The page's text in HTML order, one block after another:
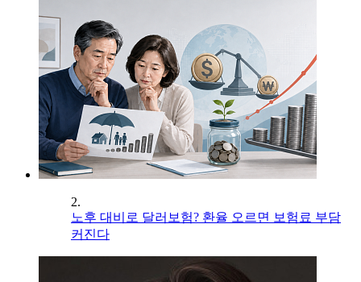
2.
노후 대비로 달러보험? 환율 오르면 보험료 부담
커진다